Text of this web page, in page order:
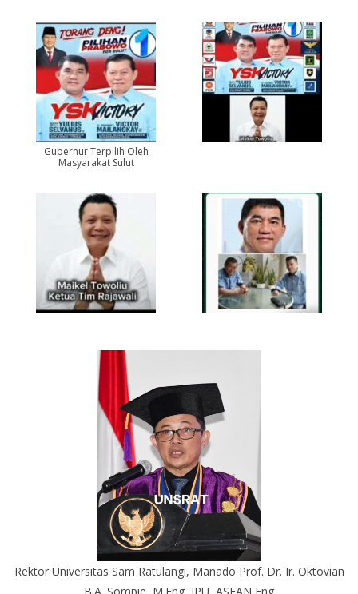
Gubernur Terpilih Oleh
Masyarakat Sulut
Rektor Universitas Sam Ratulangi, Manado Prof. Dr. Ir. Oktovian